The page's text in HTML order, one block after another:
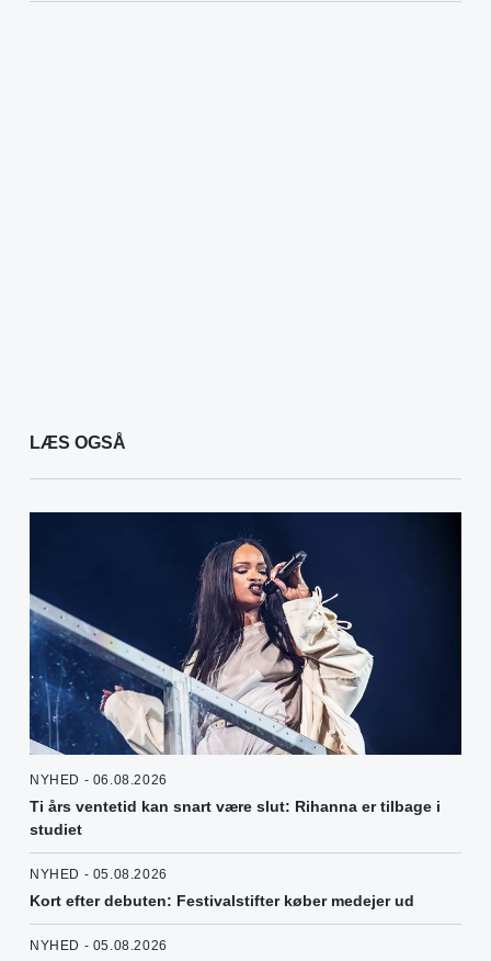
LÆS OGSÅ
NYHED - 06.08.2026
Ti års ventetid kan snart være slut: Rihanna er tilbage i
studiet
NYHED - 05.08.2026
Kort efter debuten: Festivalstifter køber medejer ud
NYHED - 05.08.2026